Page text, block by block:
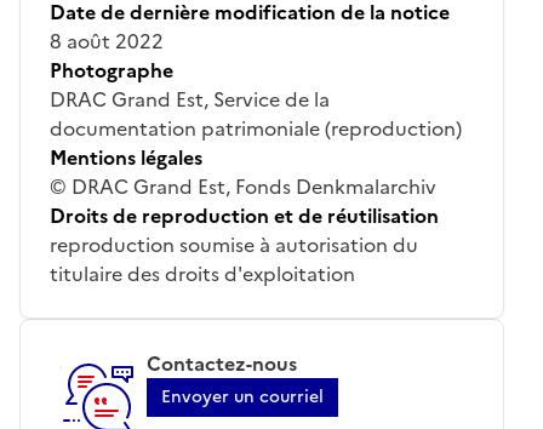
Date de dernière modification de la notice
8 août 2022
Photographe
DRAC Grand Est, Service de la
documentation patrimoniale (reproduction)
Mentions légales
© DRAC Grand Est, Fonds Denkmalarchiv
Droits de reproduction et de réutilisation
reproduction soumise à autorisation du
titulaire des droits d'exploitation
Contactez-nous
Envoyer un courriel